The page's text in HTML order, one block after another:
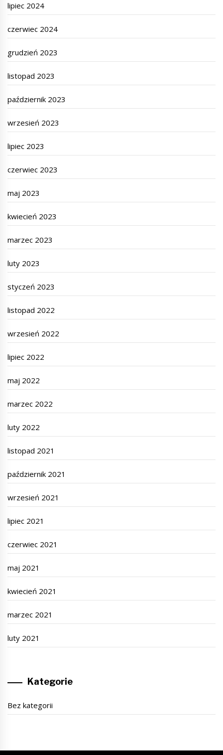
lipiec 2024
czerwiec 2024
grudzień 2023
listopad 2023
październik 2023
wrzesień 2023
lipiec 2023
czerwiec 2023
maj 2023
kwiecień 2023
marzec 2023
luty 2023
styczeń 2023
listopad 2022
wrzesień 2022
lipiec 2022
maj 2022
marzec 2022
luty 2022
listopad 2021
październik 2021
wrzesień 2021
lipiec 2021
czerwiec 2021
maj 2021
kwiecień 2021
marzec 2021
luty 2021
Kategorie
Bez kategorii